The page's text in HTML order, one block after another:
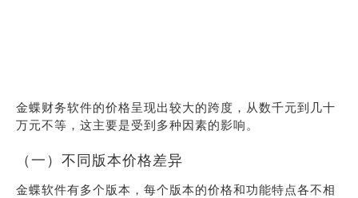
金蝶财务软件的价格呈现出较大的跨度，从数千元到几十
万元不等，这主要是受到多种因素的影响。
（一）不同版本价格差异
金蝶软件有多个版本，每个版本的价格和功能特点各不相